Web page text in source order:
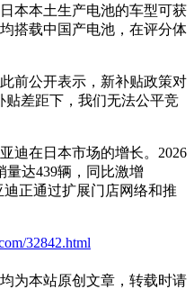
本本土生产电池的车型可获
搭载中国产电池，在评分体
前公开表示，新补贴政策对
贴差距下，我们无法公平竞
迪在日本市场的增长。2026
达439辆，同比激增
正通过扩展门店网络和推
32842.html
为本站原创文章，转载时请